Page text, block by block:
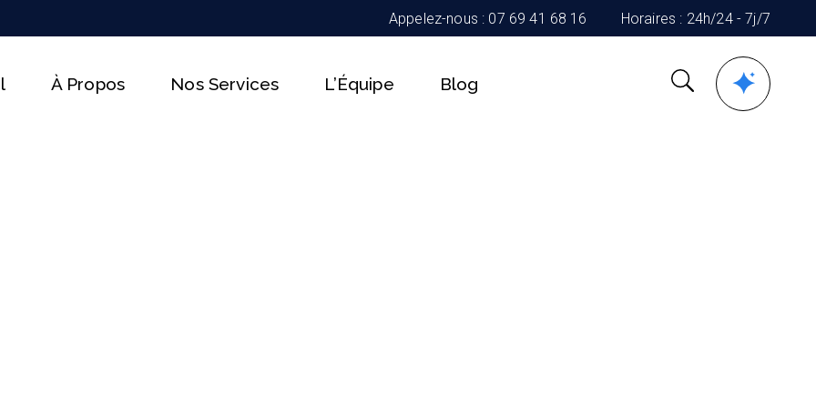
Appelez-nous : 07 69 41 68 16 Horaires : 24h/24 - 7j/7
À Propos Nos Services L’Équipe Blog